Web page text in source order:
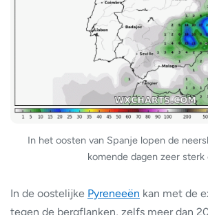
In het oosten van Spanje lopen de
komende dagen zeer sterk
In de oostelijke Pyreneeën kan met de
tegen de bergflanken, zelfs meer dan